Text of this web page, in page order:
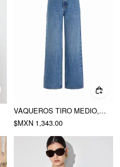
VAQUEROS TIRO MEDIO, PIERNA ANCHA, BORDADO Y METAL
$MXN 1,343.00